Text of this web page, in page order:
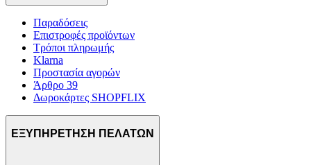
Παραδόσεις
Επιστροφές προϊόντων
Τρόποι πληρωμής
Klarna
Προστασία αγορών
Άρθρο 39
Δωροκάρτες SHOPFLIX
ΕΞΥΠΗΡΕΤΗΣΗ ΠΕΛΑΤΩΝ